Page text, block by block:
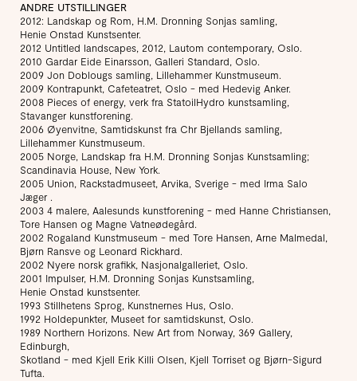
ANDRE UTSTILLINGER
2012: Landskap og Rom, H.M. Dronning Sonjas samling,
Henie Onstad Kunstsenter.
2012 Untitled landscapes, 2012, Lautom contemporary, Oslo.
2010 Gardar Eide Einarsson, Galleri Standard, Oslo.
2009 Jon Doblougs samling, Lillehammer Kunstmuseum.
2009 Kontrapunkt, Cafeteatret, Oslo - med Hedevig Anker.
2008 Pieces of energy, verk fra StatoilHydro kunstsamling,
Stavanger kunstforening.
2006 Øyenvitne, Samtidskunst fra Chr Bjellands samling,
Lillehammer Kunstmuseum.
2005 Norge, Landskap fra H.M. Dronning Sonjas Kunstsamling;
Scandinavia House, New York.
2005 Union, Rackstadmuseet, Arvika, Sverige - med Irma Salo
Jæger .
2003 4 malere, Aalesunds kunstforening - med Hanne Christiansen,
Tore Hansen og Magne Vatneødegård.
2002 Rogaland Kunstmuseum - med Tore Hansen, Arne Malmedal,
Bjørn Ransve og Leonard Rickhard.
2002 Nyere norsk grafikk, Nasjonalgalleriet, Oslo.
2001 Impulser, H.M. Dronning Sonjas Kunstsamling,
Henie Onstad kunstsenter.
1993 Stillhetens Sprog, Kunstnernes Hus, Oslo.
1992 Holdepunkter, Museet for samtidskunst, Oslo.
1989 Northern Horizons. New Art from Norway, 369 Gallery,
Edinburgh,
Skotland - med Kjell Erik Killi Olsen, Kjell Torriset og Bjørn-Sigurd
Tufta.